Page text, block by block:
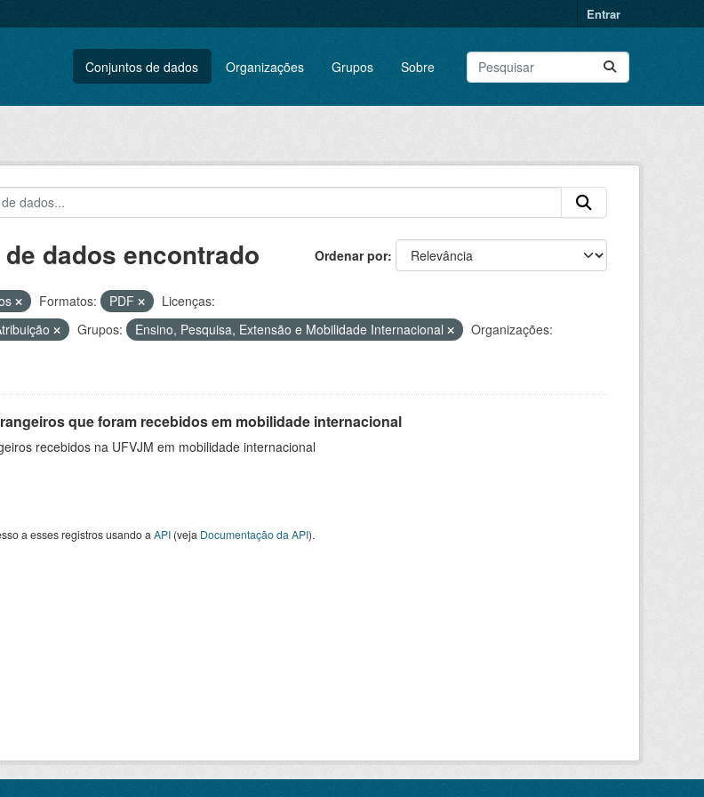
Entrar
Conjuntos de dados Organizações Grupos Sobre
Ordenar por
dados encontrado
Formatos: PDF
Licenças:
Grupos: Ensino, Pesquisa, Extensão e Mobilidade Internacional
Organizações:
que foram recebidos em mobilidade internacional
recebidos na UFVJM em mobilidade internacional
a esses registros usando a API(veja Documentação da API).